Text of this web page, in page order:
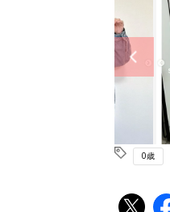
0歳